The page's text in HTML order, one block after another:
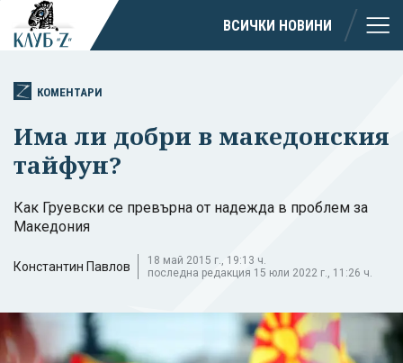
ВСИЧКИ НОВИНИ
КОМЕНТАРИ
Има ли добри в македонския
тайфун?
Как Груевски се превърна от надежда в проблем за
Македония
Константин Павлов
18 май 2015 г., 19:13 ч.
последна редакция 15 юли 2022 г., 11:26 ч.